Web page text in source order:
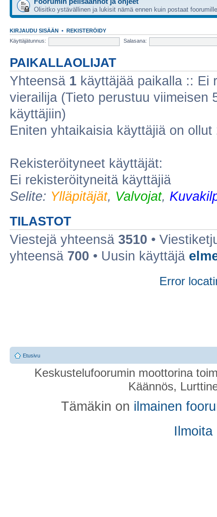
Olisitko ystävällinen ja lukisit nämä ennen kuin postaat
KIRJAUDU SISÄÄN • REKISTERÖIDY
Käyttäjätunnus:
Salasana:
PAIKALLAOLIJAT
Yhteensä 1 käyttäjää paikalla :: Ei
vierailija (Tieto perustuu viimeisen
käyttäjiin)
Eniten yhtaikaisia käyttäjiä on ollut
Rekisteröityneet käyttäjät:
Ei rekisteröityneitä käyttäjiä
Selite: Ylläpitäjät, Valvojat,
TILASTOT
Viestejä yhteensä 3510 •
yhteensä 700 • Uusin käyttäjä
Error
Etusivu
Keskustelufoorumin moottorina
Käännös,
Tämäkin on ilmainen